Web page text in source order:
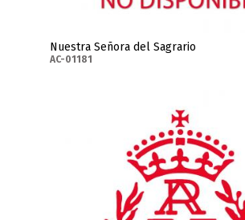
Nuestra Señora del Sagrario
AC-01181